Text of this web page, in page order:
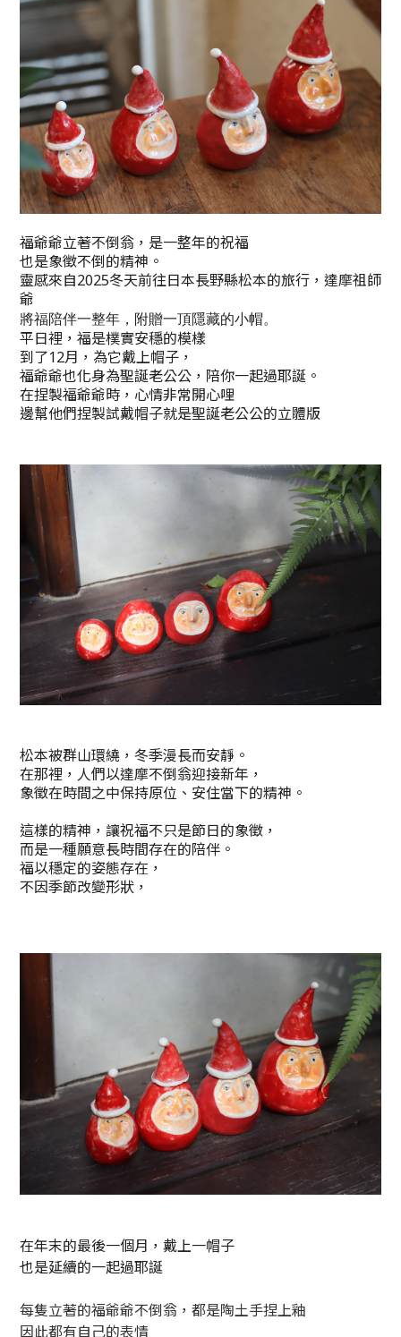
福爺爺立著不倒翁，是一整年的祝福
也是象徵不倒的精神。
靈感來自2025冬天前往日本長野縣松本的旅行，達摩祖師
爺
將福陪伴一整年，附贈一頂隱藏的小帽。
平日裡，福是樸實安穩的模樣
到了12月，為它戴上帽子，
福爺爺也化身為聖誕老公公，陪你一起過耶誕。
在捏製福爺爺時，心情非常開心哩
邊幫他們捏製試戴帽子就是聖誕老公公的立體版
松本被群山環繞，冬季漫長而安靜。
在那裡，人們以達摩不倒翁迎接新年，
象徵在時間之中保持原位、安住當下的精神。
這樣的精神，讓祝福不只是節日的象徵，
而是一種願意長時間存在的陪伴。
福以穩定的姿態存在，
不因季節改變形狀，
在年末的最後一個月，戴上一帽子
也是延續的一起過耶誕
每隻立著的福爺爺不倒翁，都是陶土手捏上釉
因此都有自己的表情